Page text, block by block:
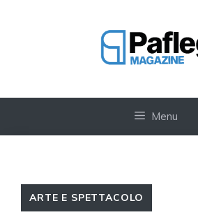
Menu
ARTE E SPETTACOLO